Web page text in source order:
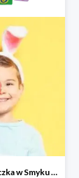
Prezenty od Zajączka w Smyku do -50%